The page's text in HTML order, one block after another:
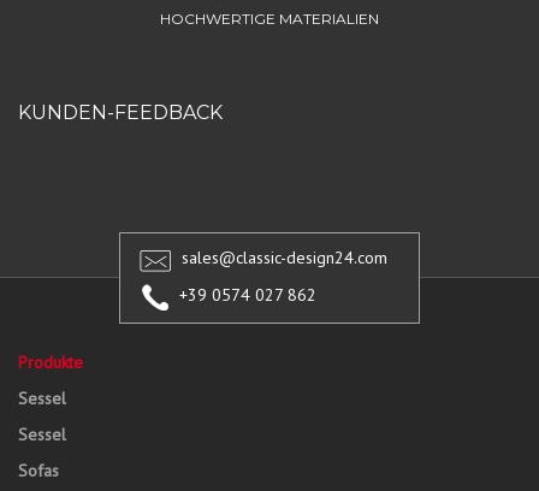
HOCHWERTIGE MATERIALIEN
KUNDEN-FEEDBACK
sales@classic-design24.com
+39 0574 027 862
Produkte
Sessel
Sessel
Sofas